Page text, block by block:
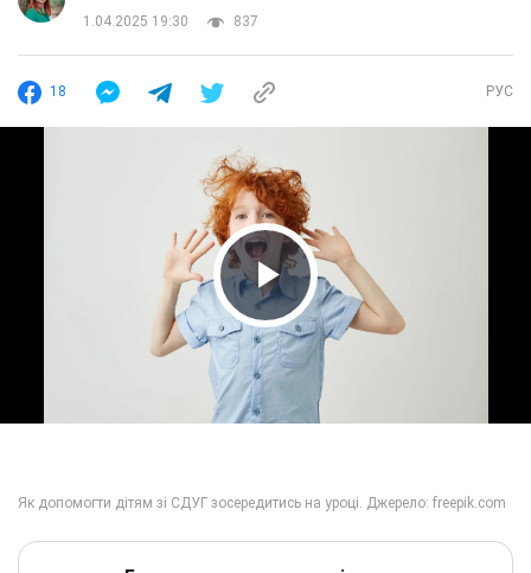
1.04.2025 19:30 837
18 РУС
Play Video